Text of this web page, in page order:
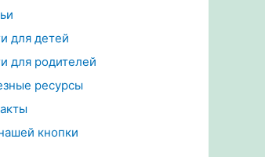
для детей
для родителей
ресурсы
кнопки